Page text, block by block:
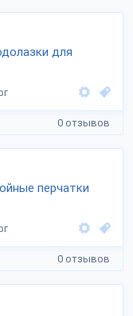
для
0 отзывов
перчатки
0 отзывов